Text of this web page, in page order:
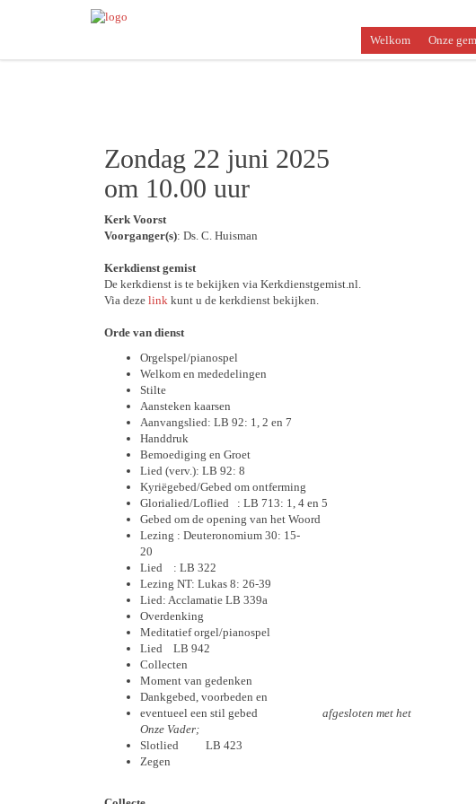
Welkom Onze
Zondag 22 juni 2025
om 10.00 uur
Kerk Voorst
Voorganger(s): Ds. C. Huisman
Kerkdienst gemist
De kerkdienst is te bekijken via Kerkdienstgemist.nl.
Via deze link kunt u de kerkdienst bekijken.
Orde van dienst
Orgelspel/pianospel
Welkom en mededelingen
Stilte
Aansteken kaarsen
Aanvangslied: LB 92: 1, 2 en 7
Handdruk
Bemoediging en Groet
Lied (verv.): LB 92: 8
Kyriëgebed/Gebed om ontferming
Glorialied/Loflied : LB 713: 1, 4 en 5
Gebed om de opening van het Woord
Lezing : Deuteronomium 30: 15-
20
Lied : LB 322
Lezing NT: Lukas 8: 26-39
Lied: Acclamatie LB 339a
Overdenking
Meditatief orgel/pianospel
Lied LB 942
Collecten
Moment van gedenken
Dankgebed, voorbeden en
eventueel een stil gebed afgesloten met het
Onze Vader;
Slotlied
LB 423
Zegen